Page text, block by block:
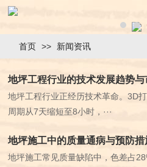
首页 >> 新闻资讯
地坪工程行业的技术发展趋势
地坪工程行业正经历技术革命。3D
周期从7天缩短至8小时，···
地坪施工中的质量通病与预防措
地坪施工常见质量缺陷中，色差占